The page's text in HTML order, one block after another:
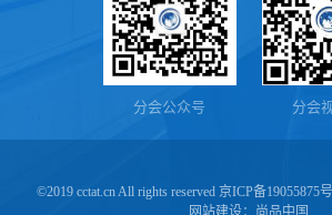
分会公众号 分会
©2019 cctat.cn All rights reserved 京ICP备19055875
网站建设： 尚品中国